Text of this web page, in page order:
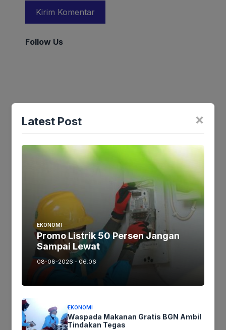
Follow Us
Comments
Latest
Geger Mayat Perempuan Muda Bercincin di
Pinggir Sawah Kelurahan Mekarjati
Januari 21, 2021
×
Latest Post
EKONOMI
Promo Listrik 50 Persen Jangan
Sampai Lewat
08-08-2026 - 06.06
EKONOMI
Waspada Makanan Gratis BGN Ambil
Tindakan Tegas